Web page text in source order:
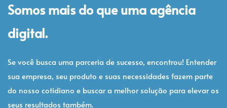
Somos mais do que uma agência
digital.
Se você busca uma parceria de sucesso, encontrou! Entender
sua empresa, seu produto e suas necessidades fazem parte
do nosso cotidiano e buscar a melhor solução para elevar os
seus resultados também.